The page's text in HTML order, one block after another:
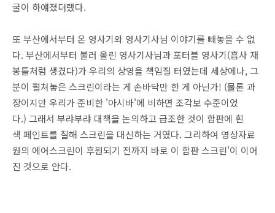
굴이 하얘졌더랬다.
또 부산에서부터 온 영사기와 영사기사님 이야기를 빼놓을 수 없
다. 부산에서부터 불러 올린 영사기사님과 포터블 영사기(흡사 재
봉틀처럼 생겼다)가 우리의 상영을 책임질 터였는데 세상에나, 그
분이 펼쳐놓은 스크린이라는 게 손바닥만 한 게 아닌가! (물론 과
장이지만 우리가 준비한 '아시바'에 비하면 조각보 수준이었
다.) 그래서 부랴부랴 대책을 논의하고 급조한 것이 합판에 흰
색 페인트를 칠해 스크린을 대신하는 거였다. 그리하여 영상자료
원의 에어스크린이 후원되기 전까지 바로 이 합판 스크린'이 이어
진 것으로 안다.